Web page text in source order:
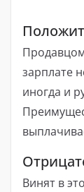
зарплате
иногда и
Винят в